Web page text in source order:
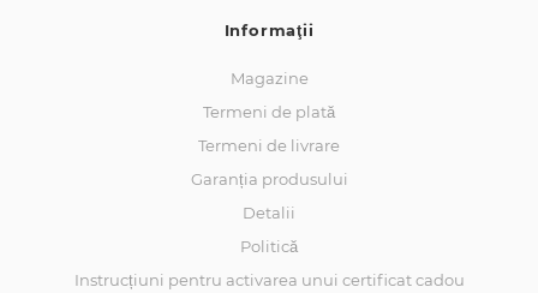
Informaţii
Magazine
Termeni de plată
Termeni de livrare
Garanția produsului
Detalii
Politică
Instrucțiuni pentru activarea unui certificat cadou